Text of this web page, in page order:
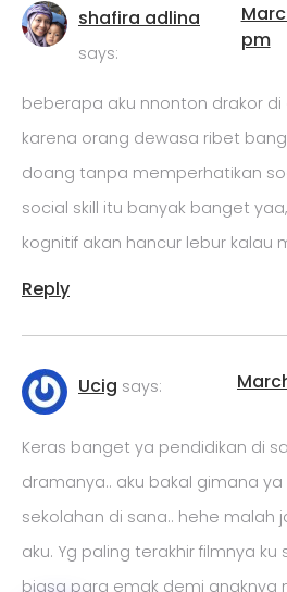
shafira adlina
says:
pm
beberapa aku nnonton drakor di
karena orang dewasa ribet
doang tanpa memperhatikan
social skill itu banyak banget
kognitif akan hancur lebur kalau
Reply
Ucig says:
Keras banget ya pendidikan di
dramanya.. aku bakal gimana ya
sekolahan di sana.. hehe malah
aku. Yg paling terakhir filmnya
biasa para emak demi anaknya